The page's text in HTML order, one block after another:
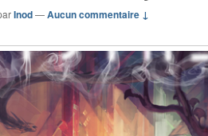
Inod—Aucun commentaire ↓